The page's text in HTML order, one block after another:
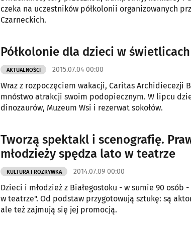
czeka na uczestników półkolonii organizowanych
Czarneckich.
Półkolonie dla dzieci w
AKTUALNOŚCI 2015.07.04 00:00
Wraz z rozpoczęciem wakacji, Caritas Archidiecezji
mnóstwo atrakcji swoim podopiecznym. W lipcu
dinozaurów, Muzeum Wsi i rezerwat sokołów.
Tworzą spektakl i scenografię.
młodzieży spędza lato w teatrze
KULTURA I ROZRYWKA 2014.07.09 00:00
Dzieci i młodzież z Białegostoku - w sumie 90 osób
w teatrze". Od podstaw przygotowują sztukę: są
ale też zajmują się jej promocją.